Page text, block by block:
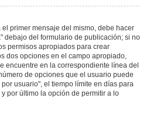
primer mensaje del mismo, debe hacer
debajo del formulario de publicación; si no
permisos apropiados para crear
dos opciones en el campo apropiado,
encuentre en la correspondiente línea del
de opciones que el usuario puede
usuario", el tiempo límite en días para
por último la opción de permitir a lo